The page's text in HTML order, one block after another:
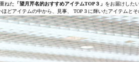
ねた 「望月芹名的おすすめアイテムTOP３」 をお届けした
どアイテムの中から、見事、 TOP３に輝いたアイテムと